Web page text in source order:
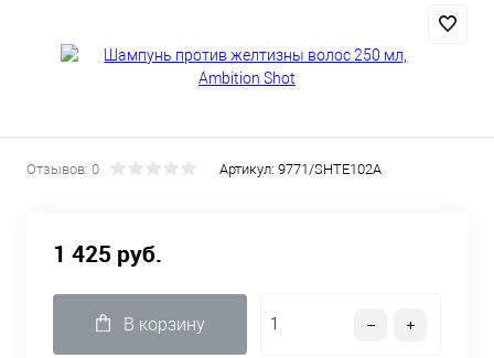
Отзывов: 0 Артикул: 9771/SHTE102A
1 425 руб.
В корзину